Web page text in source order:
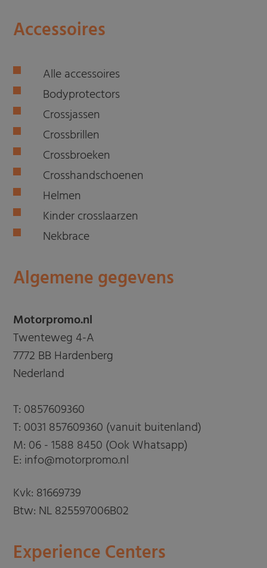
Accessoires
Alle accessoires
Bodyprotectors
Crossjassen
Crossbrillen
Crossbroeken
Crosshandschoenen
Helmen
Kinder crosslaarzen
Nekbrace
Algemene gegevens
Motorpromo.nl
Twenteweg 4-A
7772 BB Hardenberg
Nederland
T: 0857609360
T: 0031 857609360 (vanuit buitenland)
M: 06 - 1588 8450 (Ook Whatsapp)
E: info@motorpromo.nl
Kvk: 81669739
Btw: NL 825597006B02
Experience Centers